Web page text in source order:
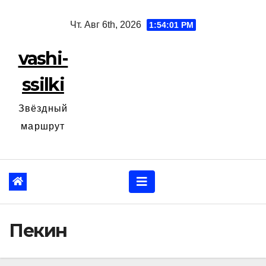
Чт. Авг 6th, 2026 1:54:02 PM
vashi-
ssilki
Звёздный
маршрут
Пекин